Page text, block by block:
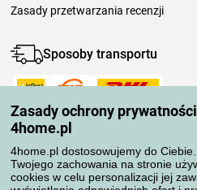
Zasady ochrony
4home.pl
4home.pl dostosowujemy do
Twojego zachowania na stronie
cookies w celu personalizacji jej
Zasady przetwarzania recenzji
Sposoby transportu
Metody płatności
Niezawodny sklep